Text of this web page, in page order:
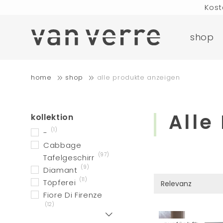
shop
home shop alle produkte anzeigen
kollektion
- (1)
Cabbage
Tafelgeschirr (97)
Diamant (9)
Töpferei (11)
Fiore Di Firenze
(12)
Zeig mehr
Alle